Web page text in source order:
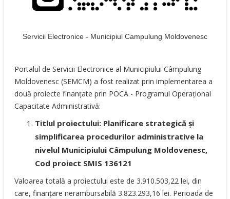
Servicii Electronice - Municipiul Campulung Moldovenesc
Portalul de Servicii Electronice al Municipiului Câmpulung
Moldovenesc (SEMCM) a fost realizat prin implementarea a
două proiecte finanțate prin POCA - Programul Operațional
Capacitate Administrativă:
Titlul proiectului: Planificare strategică și
simplificarea procedurilor administrative la
nivelul Municipiului Câmpulung Moldovenesc,
Cod proiect SMIS 136121
Valoarea totală a proiectului este de 3.910.503,22 lei, din
care, finanțare nerambursabilă 3.823.293,16 lei. Perioada de